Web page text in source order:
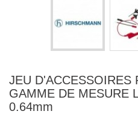
JEU D'ACCESSOIRES
GAMME DE MESURE
0.64mm